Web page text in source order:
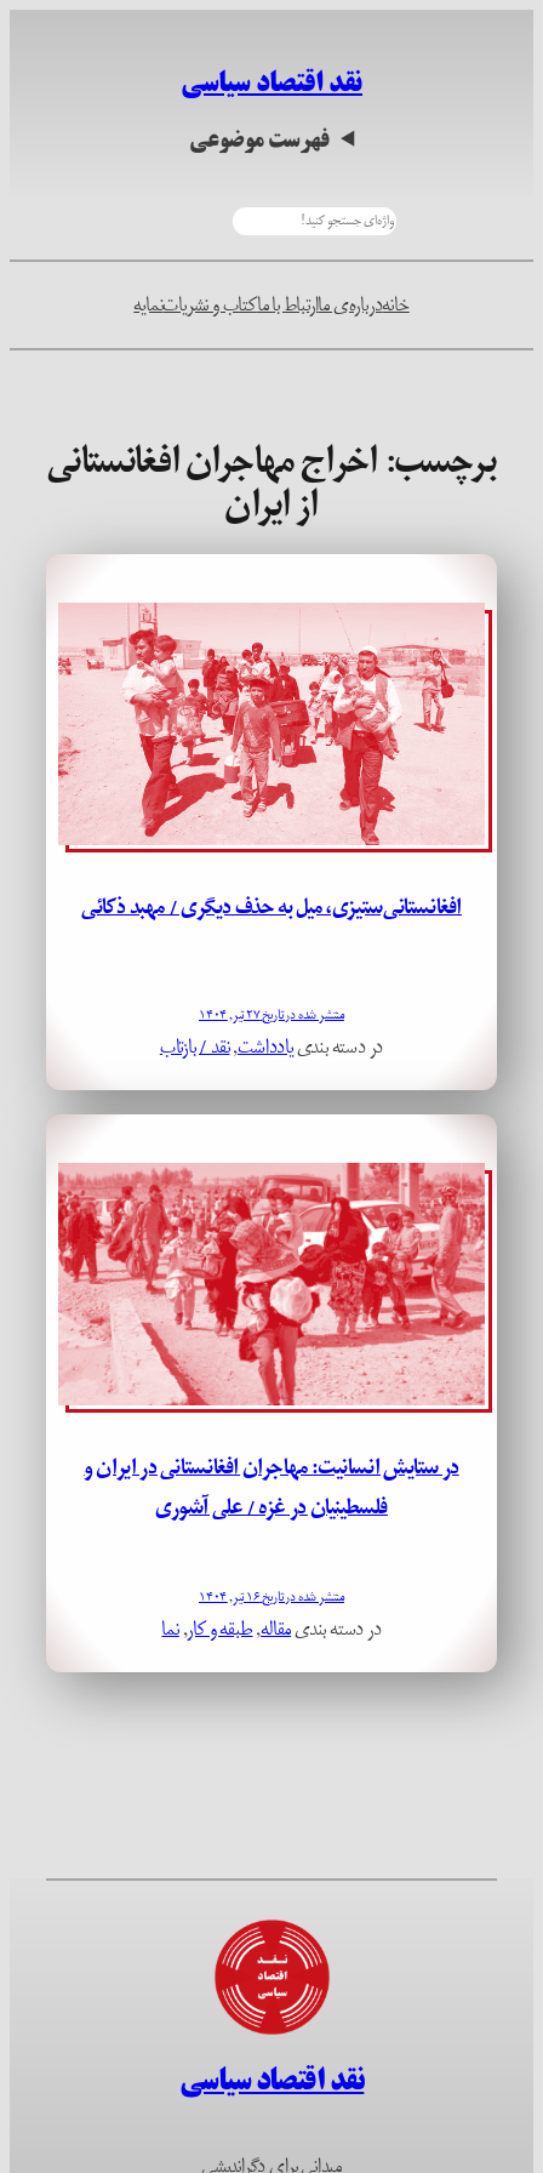
نقد اقتصاد سیاسی
فهرست موضوعی
خانهدرباره‌ی ماارتباط با ماکتاب و نشریاتنمایه
برچسب:اخراج مهاجران افغانستانی
از ایران
افغانستانی‌ستیزی، میل به حذف دیگری / مهبد ذکائی
منتشر شده در تاریخ ۲۷ تیر, ۱۴۰۴
در دسته بندییادداشت, نقد / بازتاب
در ستایش انسانیت: مهاجران افغانستانی در ایران و
فلسطینیان در غزه / علی آشوری
منتشر شده در تاریخ ۱۶ تیر, ۱۴۰۴
در دسته بندیمقاله, طبقه و کار, نما
نقد اقتصاد سیاسی